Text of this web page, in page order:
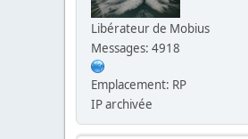
Libérateur de Mobius
Messages: 4918
Emplacement: RP
IP archivée